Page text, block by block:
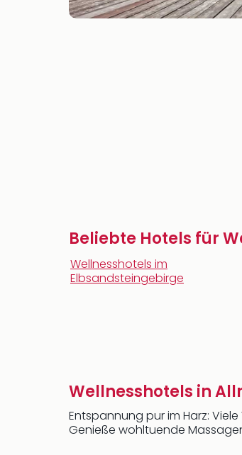
Beliebte Hotels für
Wellnesshotels im
Elbsandsteingebirge
Wellnesshotels in
Entspannung pur im Harz:
Genieße wohltuende